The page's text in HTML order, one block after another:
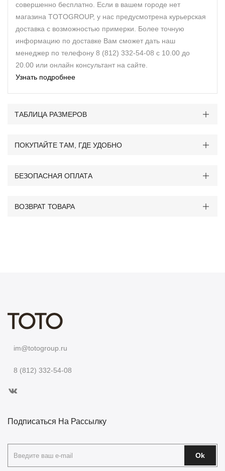
совершенно бесплатно. Если в вашем городе нет
магазина TOTOGROUP, у нас предусмотрена курьерская
доставка с возможностью примерки. Более точную
информацию по доставке Вам сможет дать наш
менеджер по телефону 8 (812) 332-54-08 с 10.00 до
20.00 или онлайн консультант на сайте.
Узнать подробнее
ТАБЛИЦА РАЗМЕРОВ
ПОКУПАЙТЕ ТАМ, ГДЕ УДОБНО
БЕЗОПАСНАЯ ОПЛАТА
ВОЗВРАТ ТОВАРА
im@totogroup.ru
8 (812) 332-54-08
Подписаться На Рассылку
Ok